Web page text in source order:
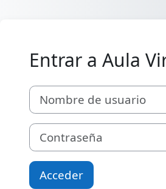
Entrar a Aula
Nombre de usuario
Contraseña
Acceder